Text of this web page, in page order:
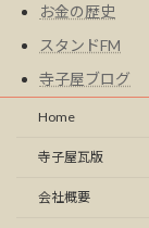
お金の歴史
スタンドFM
寺子屋ブログ
Home
寺子屋瓦版
会社概要